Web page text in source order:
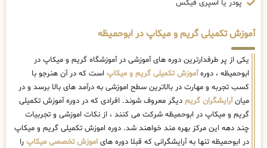
پودر یا اسپری فیکس
آموزش تکمیلی گریم و میکاپ در ابوحمیظه
یکی از پر طرفدارترین دوره های آموزشی در آموزشگاه گریم و میکاپ در
ابوحمیظه ، دورهآموزش تکمیلی گریم و میکاپ است که در آن هنرجو با
کسب تجربه و مهارت در بالاترین سطح اموزشی به درآمد های بالا برسد و در
میانآرایشگران گریم دیگر معروف شوند. افرادی که در دوره آموزش تکمیلی
گریم و میکاپ در ابوحمیظه شرکت می کنند ، از نکات اموزشی و تجربیات
چند دهه این مرکز بهره مند خواهند شد. دوره اموزش تکمیلی گریم و میکاپ
در ابوحمیظه تنها به آرایشگرانی که قبلا دوره های اموزش تخصصی میکاپ را